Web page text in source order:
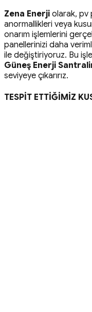
Zena Enerji olarak, pv
anormallikleri veya
onarım işlemlerini
panellerinizi daha
ile değiştiriyoruz. Bu
Güneş Enerji
seviyeye çıkarırız.
TESPİT ETTİĞİMİZ